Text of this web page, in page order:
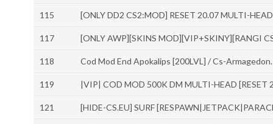
115 [ONLY DD2 CS2:MOD] RESET 20.07 MULTI-HEAD
117 [ONLY AWP][SKINS MOD][VIP+SKINY][RANGI
118 Cod Mod End Apokalips [200LVL] / Cs-
119 |VIP| COD MOD 500K DM MULTI-HEAD [RESET
121 [HIDE-CS.EU] SURF